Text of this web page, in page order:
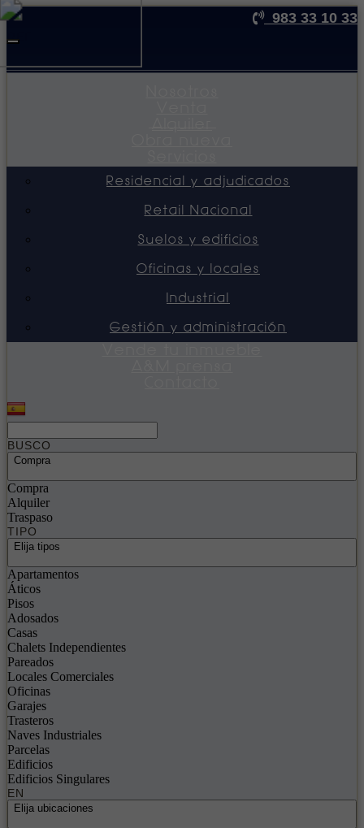
983 33 10 33
Residencial y adjudicados
Retail Nacional
Suelos y edificios
Oficinas y locales
Industrial
Gestión y administración
BUSCO
Compra
Compra
Alquiler
Traspaso
TIPO
Elija tipos
Apartamentos
Áticos
Pisos
Adosados
Casas
Chalets Independientes
Pareados
Locales Comerciales
Oficinas
Garajes
Trasteros
Naves Industriales
Parcelas
Edificios
Edificios Singulares
EN
Elija ubicaciones